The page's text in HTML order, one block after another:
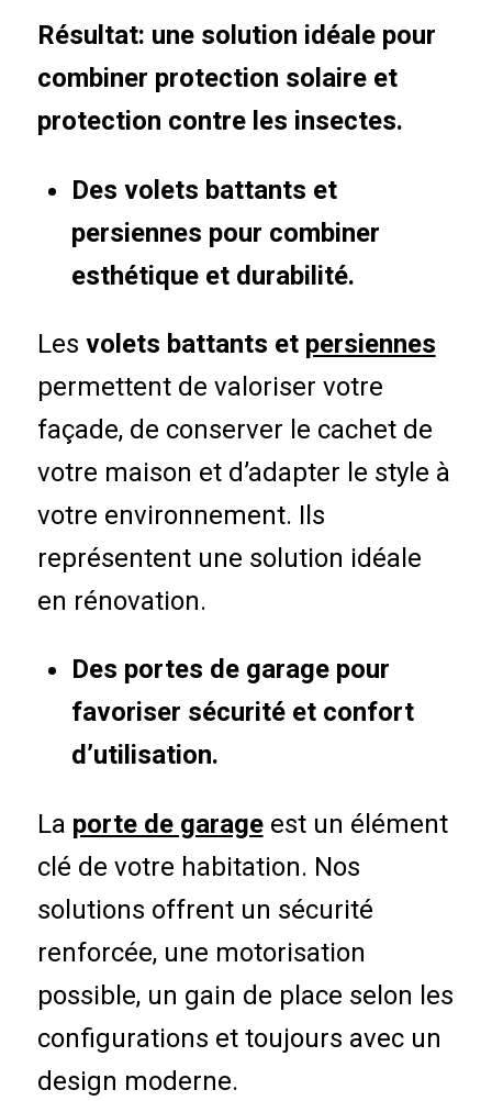
Résultat: une solution idéale pour
combiner protection solaire et
protection contre les insectes.
Des volets battants et
persiennes pour combiner
esthétique et durabilité.
Les volets battants et persiennes
permettent de valoriser votre
façade, de conserver le cachet de
votre maison et d’adapter le style à
votre environnement. Ils
représentent une solution idéale
en rénovation.
Des portes de garage pour
favoriser sécurité et confort
d’utilisation.
La porte de garageest un élément
clé de votre habitation. Nos
solutions offrent un sécurité
renforcée, une motorisation
possible, un gain de place selon les
configurations et toujours avec un
design moderne.